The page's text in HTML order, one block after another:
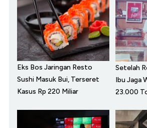
Eks Bos Jaringan Resto
Sushi Masuk Bui, Terseret
Kasus Rp 220 Miliar
Setelah
Ibu Jaga
23.000